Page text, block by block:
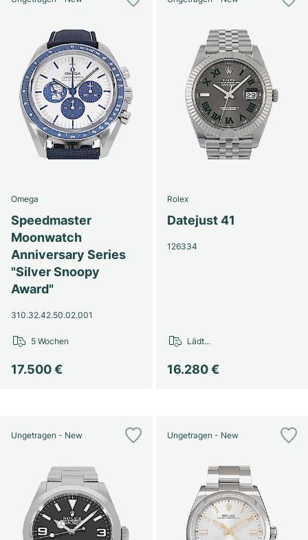
Omega
Speedmaster
Moonwatch
Anniversary Series
"Silver Snoopy
Award"
310.32.42.50.02.001
17.500 €
5 Wochen
Rolex
Datejust 41
126334
16.280 €
Lädt...
Ungetragen - New Ungetragen - New